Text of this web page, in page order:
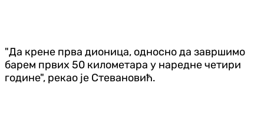
"Да крене прва дионица, односно да завршимо
барем првих 50 километара у наредне четири
године", рекао је Стевановић.